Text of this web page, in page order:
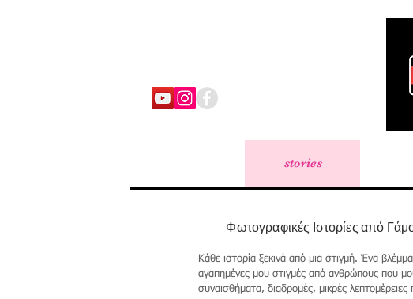
stories
Φωτογραφικές Ιστορίες από
Κάθε ιστορία ξεκινά από μια στιγμή. Ένα
αγαπημένες μου στιγμές από ανθρώπους που
συναισθήματα, διαδρομές, μικρές λεπτομέρειες